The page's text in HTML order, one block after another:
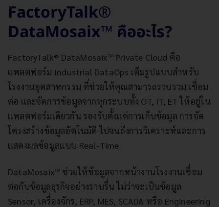
FactoryTalk®
DataMosaix™ คืออะไร?
FactoryTalk® DataMosaix™ Private Cloud คือ
แพลตฟอร์ม Industrial DataOps เต็มรูปแบบสำหรับ
โรงงานอุตสาหกรรม ที่ช่วยให้คุณสามารถรวบรวม เชื่อม
ต่อ และจัดการข้อมูลจากทุกระบบทั้ง OT, IT, ET ให้อยู่ใน
แพลตฟอร์มเดียวกัน รองรับตั้งแต่การเก็บข้อมูล การจัด
โครงสร้างข้อมูลอัตโนมัติ ไปจนถึงการวิเคราะห์และการ
แสดงผลข้อมูลแบบ Real-Time
DataMosaix™ ช่วยให้ข้อมูลจากหน้างานโรงงานเชื่อม
ต่อกับข้อมูลธุรกิจอย่างราบรื่น ไม่ว่าจะเป็นข้อมูล
Sensor, เครื่องจักร, ERP, MES, SCADA หรือ Engineering